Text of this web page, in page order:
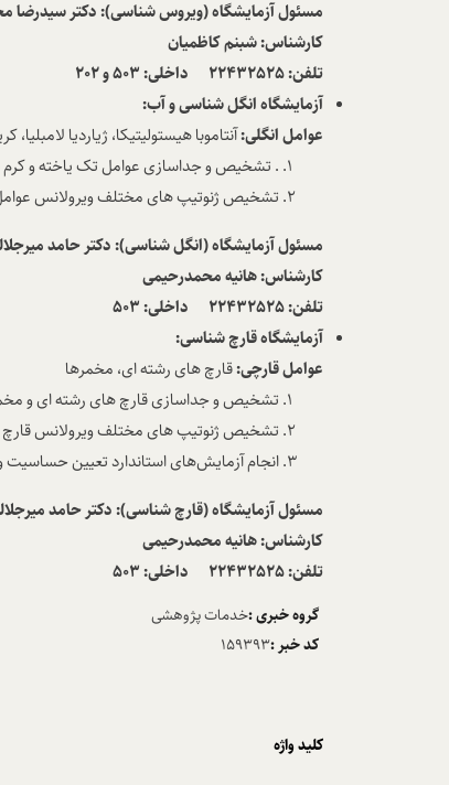
مسئول آزمایشگاه(ویروس شناسی): دکتر سیدرضا
کارشناس: شبنم کاظمیان
تلفن: 22432525 داخلی: 503 و 202
آزمایشگاه انگل شناسی و آب:
عوامل انگلی:آنتاموبا هیستولیتیکا، ژیاردیا
. تشخیص و جداسازی عوامل تک یاخته و کرم
تشخیص ژنوتیپ های مختلف ویرولانس عوامل
مسئول آزمایشگاه(انگل شناسی): دکتر حامد
کارشناس: هانیه محمدرحیمی
تلفن: 22432525 داخلی: 503
آزمایشگاه قارچ شناسی:
عوامل قارچی:قارچ های رشته ای، مخمرها
تشخیص و جداسازی قارچ های رشته ای و
تشخیص ژنوتیپ های مختلف ویرولانس قارچ
انجام آزمایش‌های استاندارد تعیین
مسئول آزمایشگاه(قارچ شناسی): دکتر حامد
کارشناس: هانیه محمدرحیمی
تلفن: 22432525 داخلی: 503
گروه خبری :خدمات پژوهشی
کد خبر :159393
کلید واژه